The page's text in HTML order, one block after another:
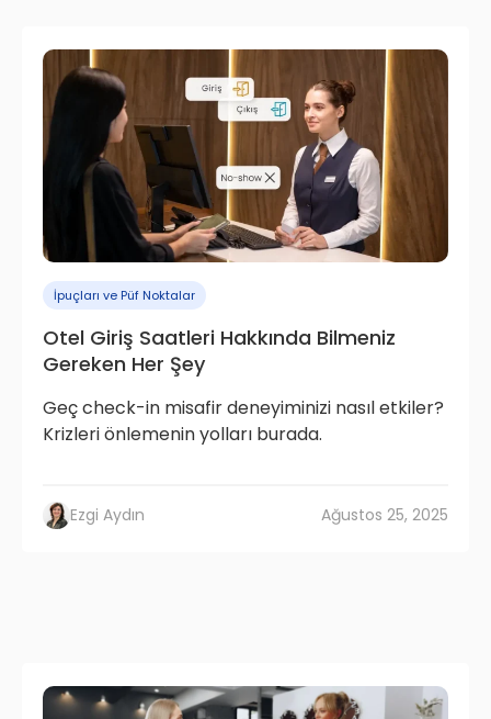
İpuçları ve Püf Noktalar
Otel Giriş Saatleri Hakkında Bilmeniz
Gereken Her Şey
Geç check-in misafir deneyiminizi nasıl etkiler?
Krizleri önlemenin yolları burada.
Ezgi Aydın Ağustos 25, 2025